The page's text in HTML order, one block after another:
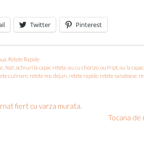
Twitter Pinterest
Retete Rapide
feat ochiuri la capac reteta ou cu chorizo ou fript ou la capac
culinare retete mic dejun retete rapide retete sanatoase
fiert cu varza murata.
Tocana de